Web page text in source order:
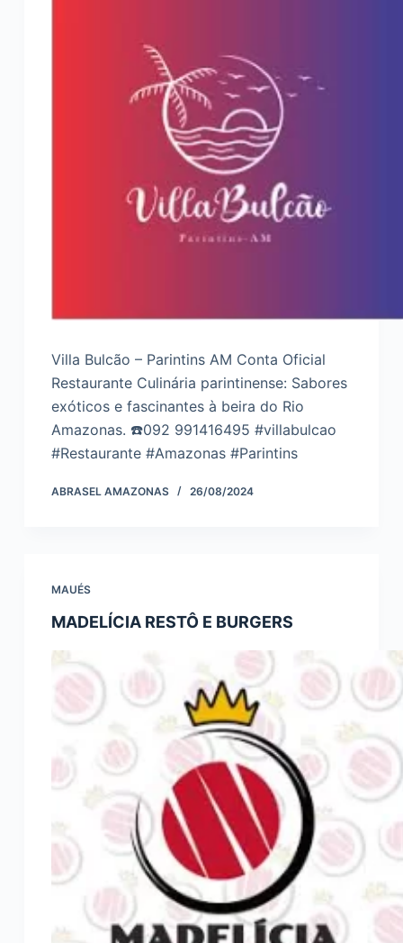
Villa Bulcão – Parintins AM Conta Oficial
Restaurante Culinária parintinense: Sabores
exóticos e fascinantes à beira do Rio
Amazonas. ☎️092 991416495 #villabulcao
#Restaurante #Amazonas #Parintins
ABRASEL AMAZONAS 26/08/2024
MAUÉS
MADELÍCIA RESTÔ E BURGERS